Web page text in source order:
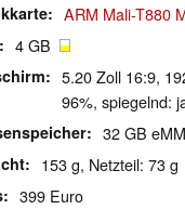
ARM Mali-T880
4 GB
5.20 Zoll 16:9,
96%, spiegelnd:
32 GB
153 g, Netzteil: 73 g
399 Euro